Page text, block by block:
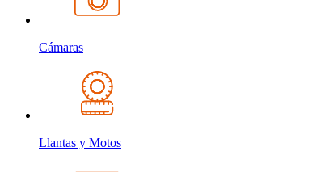
Cámaras
Llantas y Motos